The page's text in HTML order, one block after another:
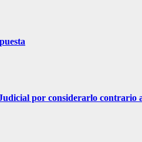
por considerarlo contrario